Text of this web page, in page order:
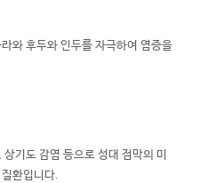
와 후두와 인두를 자극하여 염증을
기도 감염 등으로 성대 점막의 미
환입니다.